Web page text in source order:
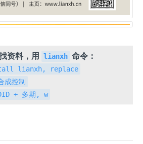
资料，用 lianxh 命令：
lianxh, replace
控制
+ 多期, w